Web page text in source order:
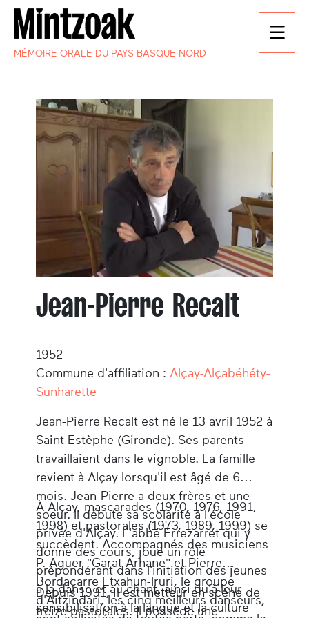
MÉMOIRE ORALE DU PAYS BASQUE NORD
Jean-Pierre Recalt
1952
Commune d'affiliation : Alçay-Alçabéhéty-
Sunharette
Jean-Pierre Recalt est né le 13 avril 1952 à
Saint Estèphe (Gironde). Ses parents
travaillaient dans le vignoble. La famille
revient à Alçay lorsqu'il est âgé de 6
mois. Jean-Pierre a deux frères et une
soeur. Il débute sa scolarité à l'école
privée d'Alçay. L'abbé Errezarret qui y
donne des cours, joue un rôle
prépondérant dans l'initiation des jeunes
à la danse et au chant, ainsi qu'à leur
sensibilisation à la langue et la culture
À Alçay, mascarades (1970, 1976, 1991,
1998) et pastorales (1973, 1989, 1999) se
succèdent. Accompagnés des musiciens
P. Aguer "Garat Arhane" et Pierre
Bordaçarre Etxahun-Iruri, le groupe
d'Aitzindari, les cinq meilleurs danseurs,
Depuis 1991, il est metteur en scène de
treize pastorales. Il possède une